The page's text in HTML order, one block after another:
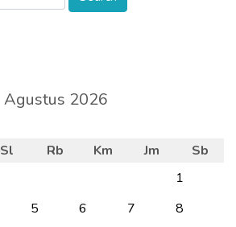
Agustus 2026
Sl Rb Km Jm
Sb
1
5 6 7
8